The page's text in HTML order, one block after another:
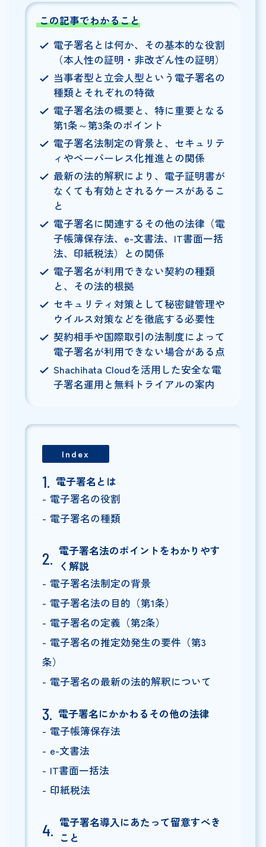
この記事でわかること
電子署名とは何か、その基本的な役割
（本人性の証明・非改ざん性の証明）
当事者型と立会人型という電子署名の
種類とそれぞれの特徴
電子署名法の概要と、特に重要となる
第1条～第3条のポイント
電子署名法制定の背景と、セキュリテ
ィやペーパーレス化推進との関係
最新の法的解釈により、電子証明書が
なくても有効とされるケースがあるこ
と
電子署名に関連するその他の法律（電
子帳簿保存法、e-文書法、IT書面一括
法、印紙税法）との関係
電子署名が利用できない契約の種類
と、その法的根拠
セキュリティ対策として秘密鍵管理や
ウイルス対策などを徹底する必要性
契約相手や国際取引の法制度によって
電子署名が利用できない場合がある点
Shachihata Cloudを活用した安全な電
子署名運用と無料トライアルの案内
Index
電子署名とは
電子署名の役割
電子署名の種類
電子署名法のポイントをわかりやす
く解説
電子署名法制定の背景
電子署名法の目的（第1条）
電子署名の定義（第2条）
電子署名の推定効発生の要件（第3
条）
電子署名の最新の法的解釈について
電子署名にかかわるその他の法律
電子帳簿保存法
e-文書法
IT書面一括法
印紙税法
電子署名導入にあたって留意すべき
こと